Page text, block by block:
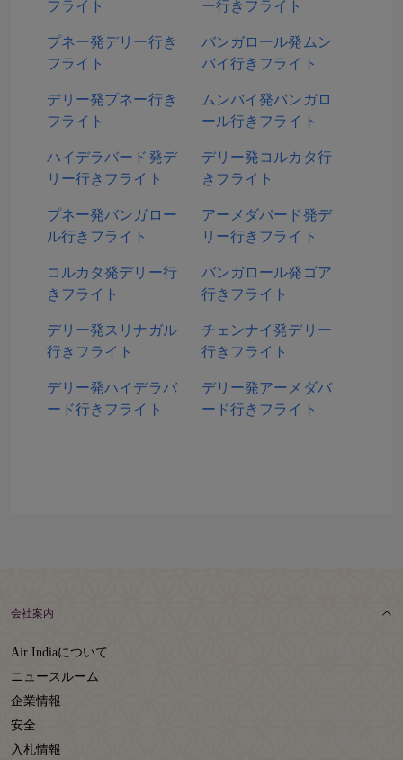
フライト ー行きフライト
プネー発デリー行き
フライト
バンガロール発ムン
バイ行きフライト
デリー発プネー行き
フライト
ムンバイ発バンガロ
ール行きフライト
ハイデラバード発デ
リー行きフライト
デリー発コルカタ行
きフライト
プネー発バンガロー
ル行きフライト
アーメダバード発デ
リー行きフライト
コルカタ発デリー行
きフライト
バンガロール発ゴア
行きフライト
デリー発スリナガル
行きフライト
チェンナイ発デリー
行きフライト
デリー発ハイデラバ
ード行きフライト
デリー発アーメダバ
ード行きフライト
会社案内
Air Indiaについて
ニュースルーム
企業情報
安全
入札情報